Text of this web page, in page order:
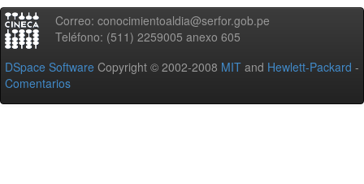
Correo: conocimientoaldia@serfor.gob.pe
Teléfono: (511) 2259005 anexo 605
DSpace Software Copyright © 2002-2008 MIT and Hewlett-Packard -
Comentarios